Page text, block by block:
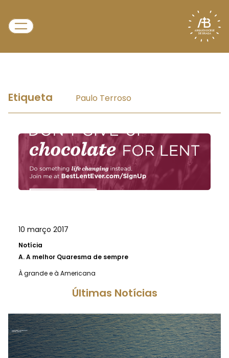
Etiqueta Paulo Terroso
10 março 2017
Notícia
A.A melhor Quaresma de sempre
À grande e à Americana
Últimas Notícias